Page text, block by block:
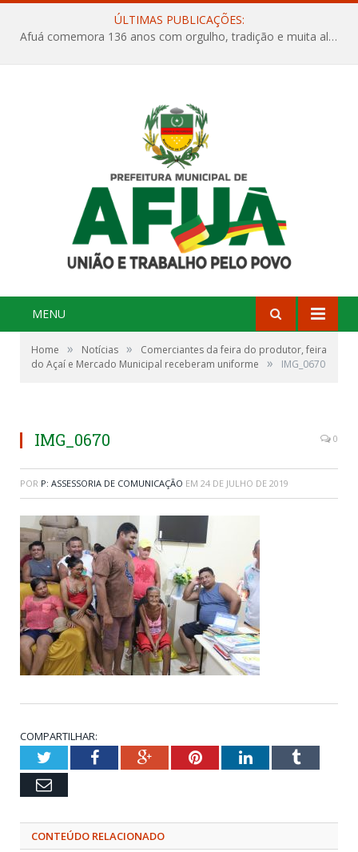
ÚLTIMAS PUBLICAÇÕES:
Afuá comemora 136 anos com orgulho, tradição e muita alegria na Quadra Dr. Nelson Salomão
MENU
Home » Notícias »
Comerciantes da feira do produtor, feira
do Açaí e Mercado Municipal receberam uniforme
» IMG_0670
IMG_0670 0
POR P: ASSESSORIA DE COMUNICAÇÃO EM 24 DE JULHO DE 2019
COMPARTILHAR:
TwitterFacebookGoogle+PinterestLinkedInTumblr
Email
CONTEÚDO RELACIONADO